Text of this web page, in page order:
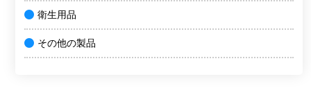
衛生用品
その他の製品